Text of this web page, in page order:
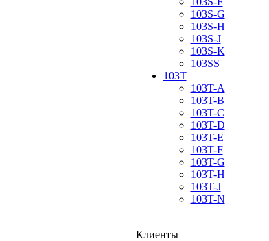
103S-G
103S-H
103S-J
103S-K
103SS
103T
103T-A
103T-B
103T-C
103T-D
103T-E
103T-F
103T-G
103T-H
103T-J
103T-N
Клиенты